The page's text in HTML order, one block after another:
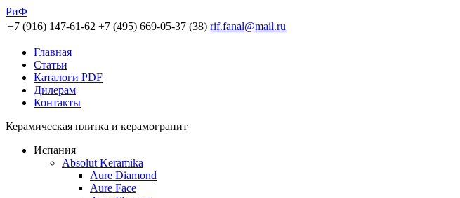
РиФ
+7 (916) 147-61-62 +7 (495) 669-05-37 (38) rif.fanal@mail.ru
Главная
Статьи
Каталоги PDF
Дилерам
Контакты
Керамическая плитка и керамогранит
Испания
Absolut Keramika
Aure Diamond
Aure Face